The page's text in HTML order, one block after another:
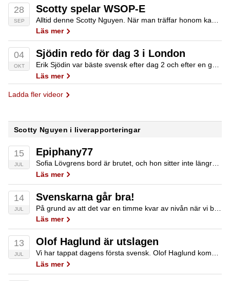
28
SEP
Scotty spelar WSOP-E
Läs mer
04
OKT
Sjödin redo för dag 3 i London
Erik Sjödin var bäste svensk efter dag 2 och efter en god natts sömn är han redo att ta sig an Anthony Lellouche, David Benyamine, Scotty Nguyen, Beth Shak och några andra på sitt bord när dag 3 inleds.
Läs mer
Ladda fler videor
Scotty Nguyen i liverapporteringar
15
JUL
Epiphany77
Sofia Lövgrens bord är brutet, och hon sitter inte längre mellan Jeff Lissandro och Cate Hall. Patrik Nordgren bredvid sin mycket tuffa bordskamrat Charlie Carrell. Trots att britten varit på touren tre år är han femma på englandslistan i inspelade…
Läs mer
14
JUL
Svenskarna går bra!
Läs mer
13
JUL
Olof Haglund är utslagen
Vi har tappat dagens första svensk. Olof Haglund kommer till en trebetad flopp och ser 8♦7♦4♣. Markerna hamnar i mitten. Olof har T♦9♦ för öppet färgstegedrag. Motspelaren har A♦5♦ för drag till nötfärgen. Turn är en blank femma som egentligen…
Läs mer